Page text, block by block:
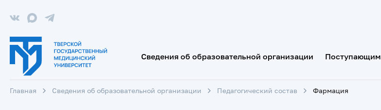
Сведения об образовательной организации Поступающим
Главная Сведения об образовательной организации Педагогический состав Фармация